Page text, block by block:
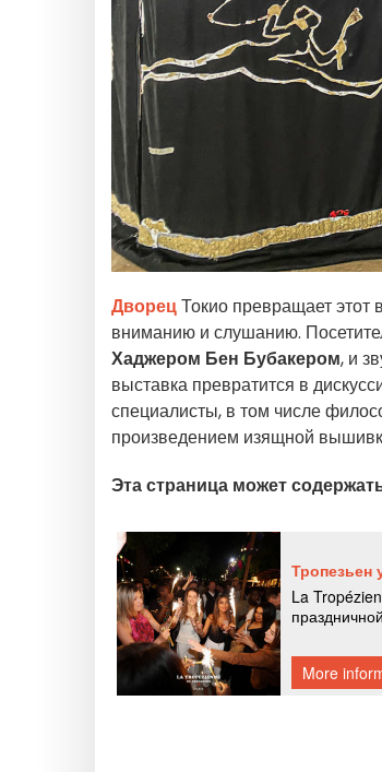
ДворецТокио превращает
вниманию и слушанию.
Хаджером Бен Бубакером, и
выставка превратится в
специалисты, в том числе
произведением изящной
Эта страница может